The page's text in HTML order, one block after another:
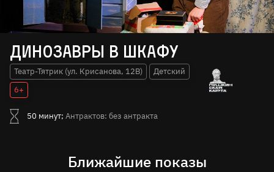
Динозавры в шкафу
Театр-Тятрик (ул. Крисанова, 12В)
Детский
6+
50 минут; Антрактов: без антракта
Ближайшие показы